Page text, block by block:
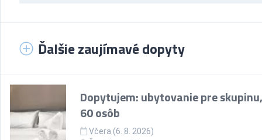
Ďalšie zaujímavé dopyty
Dopytujem: ubytovanie pre
60 osôb
Včera (6. 8. 2026)